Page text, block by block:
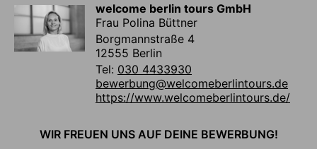
welcome berlin tours GmbH
Frau Polina Büttner
Borgmannstraße 4
12555 Berlin
Tel: 030 4433930
bewerbung@welcomeberlintours.de
https://www.welcomeberlintours.de/
WIR FREUEN UNS AUF DEINE BEWERBUNG!